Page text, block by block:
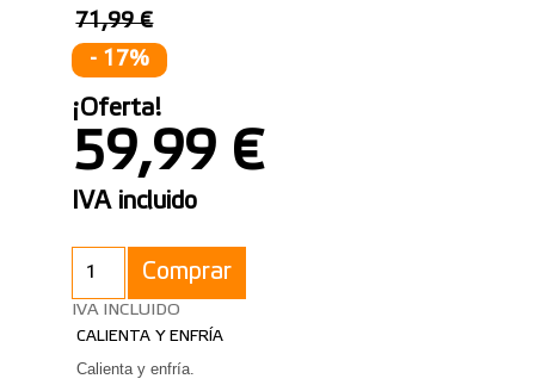
71,99 €
- 17%
¡Oferta!
59,99 €
IVA incluido
Comprar
IVA INCLUIDO
CALIENTA Y ENFRÍA
Calienta y enfría.